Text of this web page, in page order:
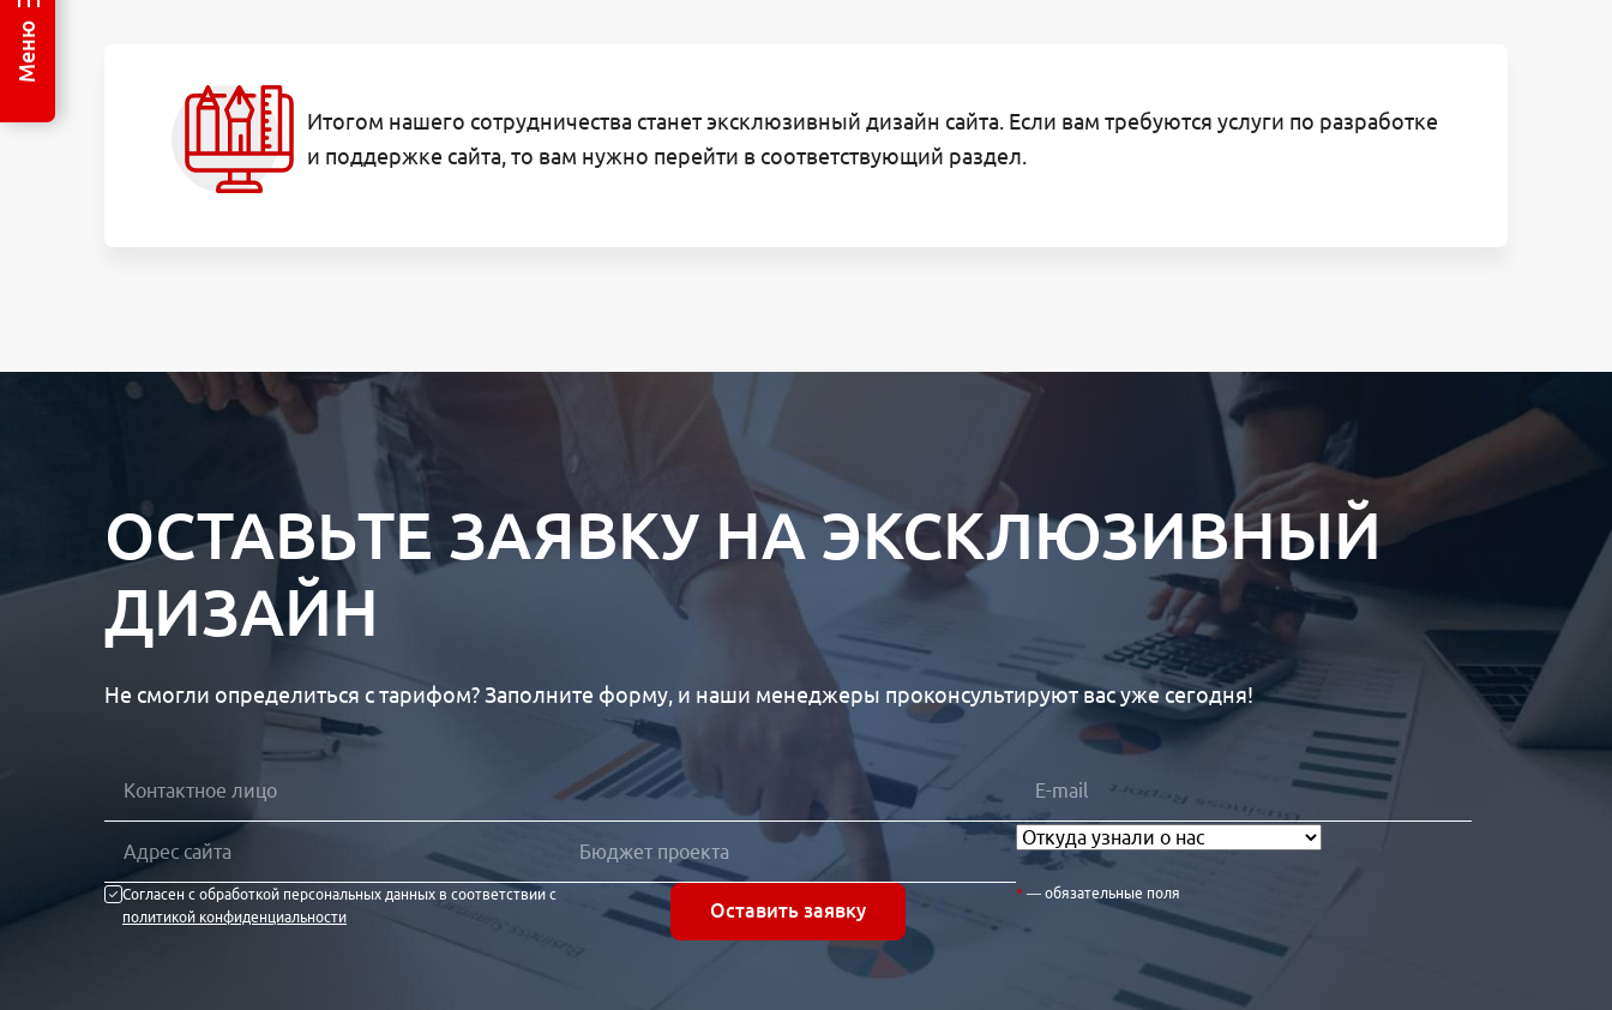
Итогом нашего сотрудничества станет эксклюзивный дизайн сайта. Если вам требуются услуги по разработке
и поддержке сайта, то вам нужно перейти в соответствующий раздел.
ОСТАВЬТЕ ЗАЯВКУ НА ЭКСКЛЮЗИВНЫЙ
ДИЗАЙН
Не смогли определиться с тарифом? Заполните форму, и наши менеджеры проконсультируют вас уже сегодня!
Согласен с обработкой персональных данных в соответствии с
политикой конфиденциальности
Оставить заявку
— обязательные поля
Меню